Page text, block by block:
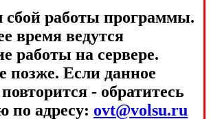
работы программы.
время ведутся
работы на сервере.
позже. Если данное
- обратитесь
по адресу: ovt@volsu.ru